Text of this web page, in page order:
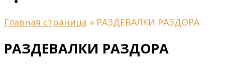
Главная страница » РАЗДЕВАЛКИ РАЗДОРА
РАЗДЕВАЛКИ РАЗДОРА